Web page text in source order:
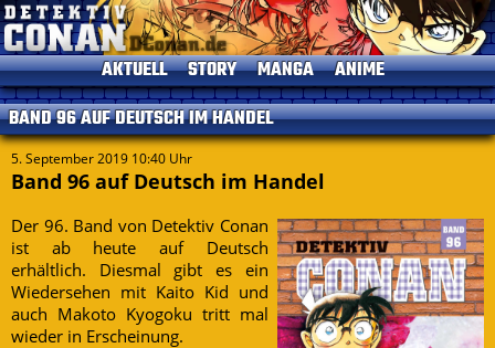
AKTUELL
News
TV-Programm
Termine
Umfragen
Seitenhistorie
Datenschutz
Kontakt
Impressum
STORY
Einleitung
Charaktere
Conan's Items
MANGA
Einleitung
Alle Bände
Short Stories
ANIME
Einleitung
Episoden
Musik
Specials
DVDs
BAND 96 AUF DEUTSCH IM HANDEL
5. September 2019 10:40 Uhr
Band 96 auf Deutsch im Handel
Der 96. Band von Detektiv Conan
ist ab heute auf Deutsch
erhältlich. Diesmal gibt es ein
Wiedersehen mit Kaito Kid und
auch Makoto Kyogoku tritt mal
wieder in Erscheinung.